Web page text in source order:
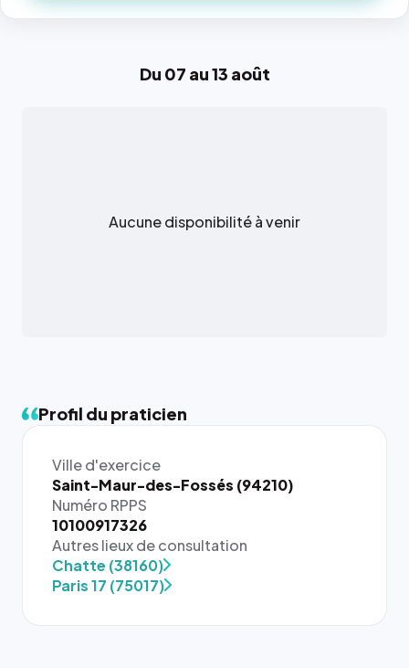
Du 07 au 13 août
Aucune disponibilité à venir
Profil du praticien
Ville d'exercice
Saint-Maur-des-Fossés (94210)
Numéro RPPS
10100917326
Autres lieux de consultation
Chatte (38160)
Paris 17 (75017)
{# 40×40
: la taille
rendue par
`.profile-